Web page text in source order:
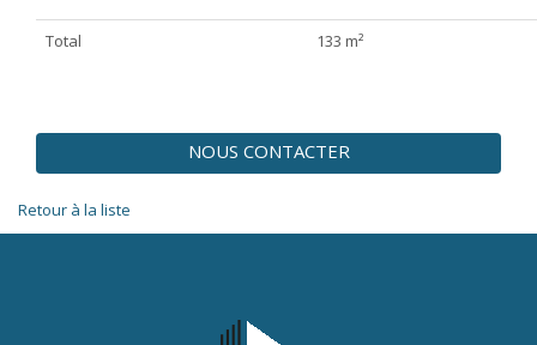
Total 133 m²
NOUS CONTACTER
Retour à la liste